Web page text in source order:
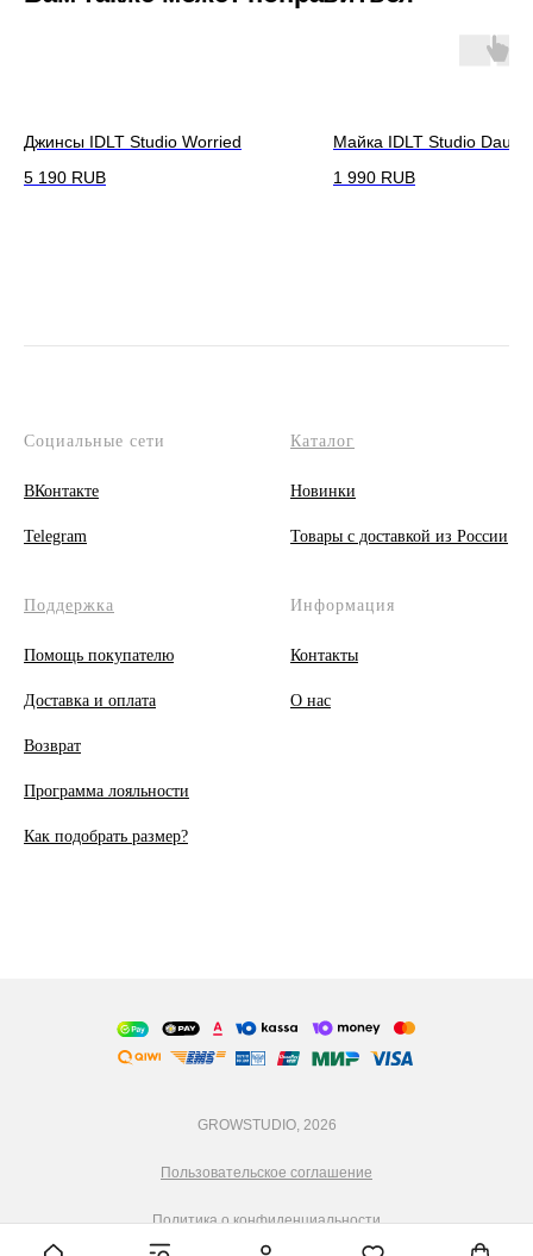
Джинсы IDLT Studio Worried
5 190 RUB
Майка IDLT Studio
1 990 RUB
Социальные сети
ВКонтакте
Telegram
Каталог
Новинки
Товары с доставкой из России
Поддержка
Помощь покупателю
Доставка и оплата
Возврат
Программа лояльности
Как подобрать размер?
Информация
Контакты
О нас
GROWSTUDIO, 2026
Пользовательское соглашение
Политика о конфиденциальности